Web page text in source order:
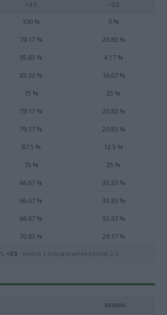
>2.5 <2.5
100 %
0 %
79.17 %
20.83 %
95.83 %
4.17 %
83.33 %
16.67 %
75 %
25 %
79.17 %
20.83 %
79.17 %
20.83 %
87.5 %
12.5 %
75 %
25 %
66.67 %
33.33 %
66.67 %
33.33 %
66.67 %
33.33 %
70.83 % 29.17 %
<2.5 - mecze z ilością bramek poniżej 2.5
BRAMKI